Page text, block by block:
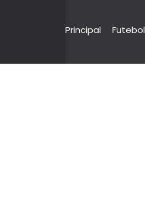
Principal Futebol